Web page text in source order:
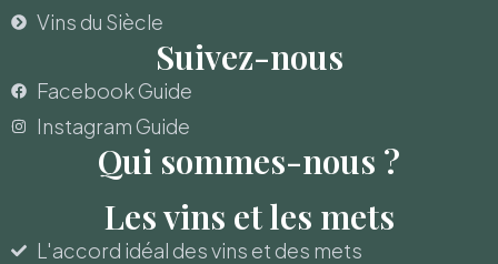
Vins du Siècle
Suivez-nous
Facebook Guide
Instagram Guide
Qui sommes-nous ?
Les vins et les mets
L'accord idéal des vins et des mets